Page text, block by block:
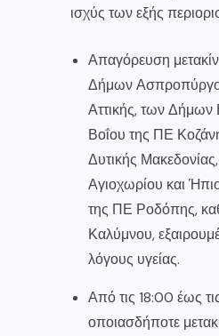
ισχύς των εξής
Απαγόρευση
Δήμων
Αττικής, των Δήμων
Βοΐου της ΠΕ
Δυτικής
Αγιοχωρίου και
της ΠΕ Ροδόπης,
Καλύμνου,
λόγους υγείας.
Από τις 18:00 έως
οποιασδήποτε